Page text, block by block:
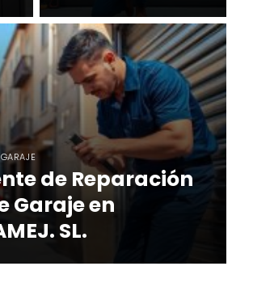
de Reparación
Garaje en
SL.